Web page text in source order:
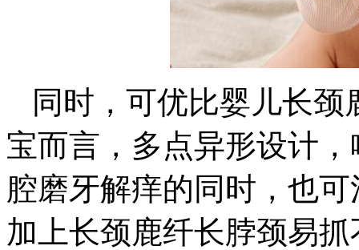
同时，可优比婴儿长
宝而言，多点异形设计
腔磨牙解痒的同时，也
加上长颈鹿纤长脖颈易